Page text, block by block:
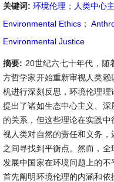
关键词: 环境伦理 ； 人类中心
Environmental Ethics ；
Environmental Justice
摘要: 20世纪六七十年代，随
方哲学家开始重新审视人类
机进行深刻反思，环境伦理
提出了诸如生态中心主义、
的关系，但这些理论在实践
视人类对自然的责任和义务
之间寻找到平衡点。然而，
发展中国家在环境问题上的
首先阐明环境伦理的内涵和